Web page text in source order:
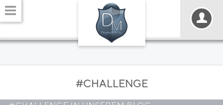
#CHALLENGE